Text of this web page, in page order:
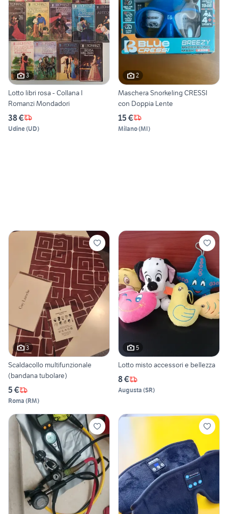
3
Lotto libri rosa - Collana I
Romanzi Mondadori
38 €
Udine(UD)
2
Maschera Snorkeling CRESSI
con Doppia Lente
15 €
Milano(MI)
3
Scaldacollo multifunzionale
(bandana tubolare)
5 €
Roma (RM)
5
Lotto misto accessori e bellezza
8 €
Augusta (SR)